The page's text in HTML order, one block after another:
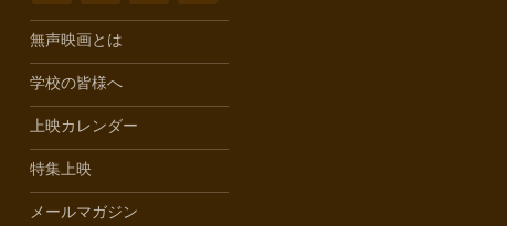
無声映画とは
学校の皆様へ
上映カレンダー
特集上映
メールマガジン